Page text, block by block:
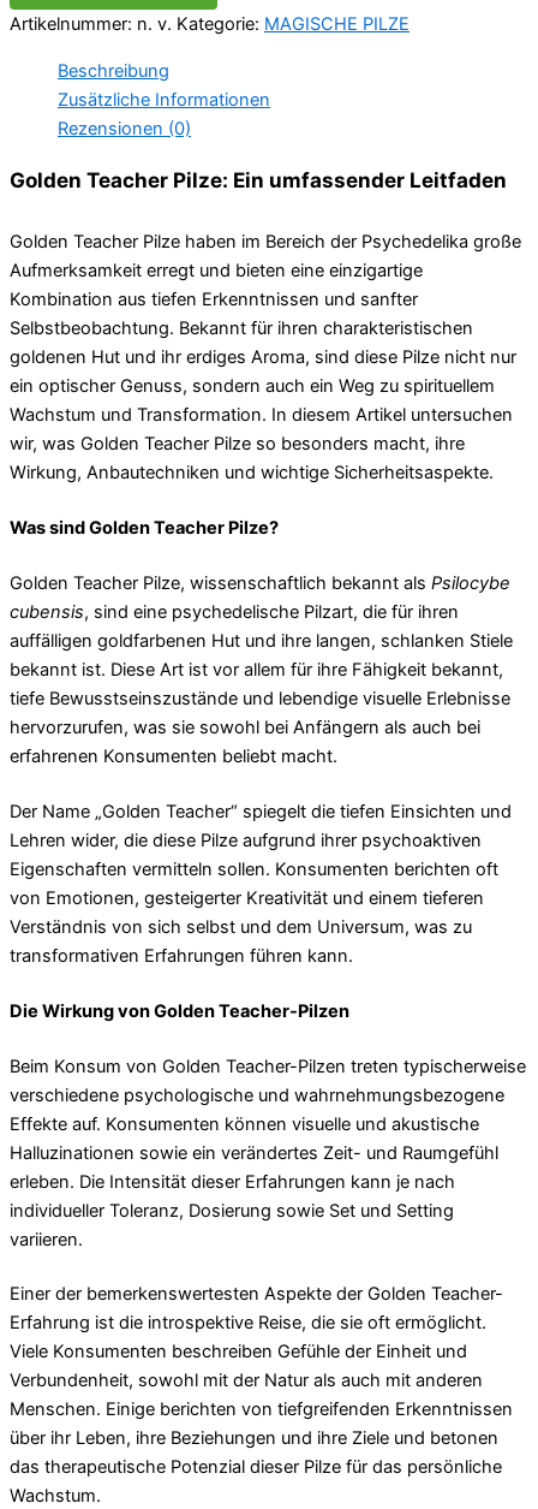
Artikelnummer: n. v. Kategorie: MAGISCHE PILZE
Beschreibung
Zusätzliche Informationen
Rezensionen (0)
Golden Teacher Pilze: Ein umfassender Leitfaden
Golden Teacher Pilze haben im Bereich der Psychedelika große
Aufmerksamkeit erregt und bieten eine einzigartige
Kombination aus tiefen Erkenntnissen und sanfter
Selbstbeobachtung. Bekannt für ihren charakteristischen
goldenen Hut und ihr erdiges Aroma, sind diese Pilze nicht nur
ein optischer Genuss, sondern auch ein Weg zu spirituellem
Wachstum und Transformation. In diesem Artikel untersuchen
wir, was Golden Teacher Pilze so besonders macht, ihre
Wirkung, Anbautechniken und wichtige Sicherheitsaspekte.
Was sind Golden Teacher Pilze?
Golden Teacher Pilze, wissenschaftlich bekannt als Psilocybe
cubensis, sind eine psychedelische Pilzart, die für ihren
auffälligen goldfarbenen Hut und ihre langen, schlanken Stiele
bekannt ist. Diese Art ist vor allem für ihre Fähigkeit bekannt,
tiefe Bewusstseinszustände und lebendige visuelle Erlebnisse
hervorzurufen, was sie sowohl bei Anfängern als auch bei
erfahrenen Konsumenten beliebt macht.
Der Name „Golden Teacher“ spiegelt die tiefen Einsichten und
Lehren wider, die diese Pilze aufgrund ihrer psychoaktiven
Eigenschaften vermitteln sollen. Konsumenten berichten oft
von Emotionen, gesteigerter Kreativität und einem tieferen
Verständnis von sich selbst und dem Universum, was zu
transformativen Erfahrungen führen kann.
Die Wirkung von Golden Teacher-Pilzen
Beim Konsum von Golden Teacher-Pilzen treten typischerweise
verschiedene psychologische und wahrnehmungsbezogene
Effekte auf. Konsumenten können visuelle und akustische
Halluzinationen sowie ein verändertes Zeit- und Raumgefühl
erleben. Die Intensität dieser Erfahrungen kann je nach
individueller Toleranz, Dosierung sowie Set und Setting
variieren.
Einer der bemerkenswertesten Aspekte der Golden Teacher-
Erfahrung ist die introspektive Reise, die sie oft ermöglicht.
Viele Konsumenten beschreiben Gefühle der Einheit und
Verbundenheit, sowohl mit der Natur als auch mit anderen
Menschen. Einige berichten von tiefgreifenden Erkenntnissen
über ihr Leben, ihre Beziehungen und ihre Ziele und betonen
das therapeutische Potenzial dieser Pilze für das persönliche
Wachstum.